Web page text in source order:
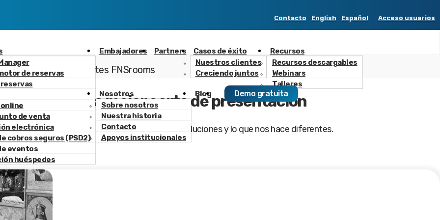
Clientes FNSrooms
Acceso usuarios
Español
English
Contacto
de reservas
de venta
electrónica
cobros seguros (PSD2)
eventos
huéspedes
Embajadores Partners
Casos de éxito
Nuestros clientes
Creciendo juntos
Recursos
Recursos descargables
Webinars
Talleres
Nosotros
Sobre nosotros
Nuestra historia
Contacto
Apoyos institucionales
Blog Demo gratuita
nuestra mejor carta de presentación
para explicar las ventajas de usar nuestras soluciones y lo que nos hace diferentes .